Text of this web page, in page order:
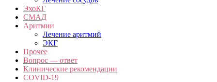
ЭхоКГ
СМАД
Аритмии
Лечение аритмий
ЭКГ
Прочее
Вопрос — ответ
Клинические рекомендации
COVID-19